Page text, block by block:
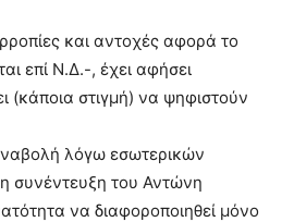
και αντοχές αφορά το
επί Ν.Δ.-, έχει αφήσει
(κάποια στιγμή) να ψηφιστούν
λόγω εσωτερικών
συνέντευξη του Αντώνη
να διαφοροποιηθεί μόνο